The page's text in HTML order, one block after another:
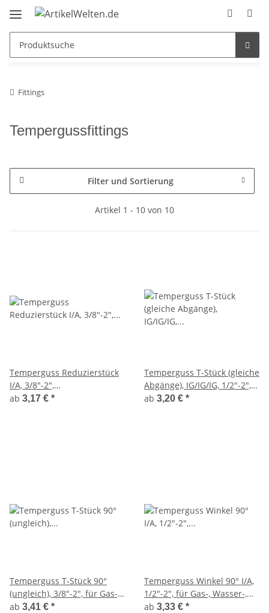
Fittings
Tempergussfittings
Filter und Sortierung
Artikel 1 - 10 von 10
Temperguss Reduzierstück
I/A, 3/8"-2",
Reduktionsnippel, Nr. 241-II
ab 3,17 € *
Temperguss T-Stück (gleiche
Abgänge), IG/IG/IG, 1/2"-2",
für Gas, Wasser, Heizung,
ab 3,20 € *
Temperguss T-Stück 90°
(ungleich), 3/8"-2", für Gas-,
Wasser-,
ab 3,41 € *
Temperguss Winkel 90° I/A,
1/2"-2", für Gas-, Wasser-,
Heizungsinstallation, Nr. 92
ab 3,33 € *